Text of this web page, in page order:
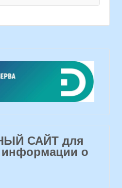
САЙТ для
о